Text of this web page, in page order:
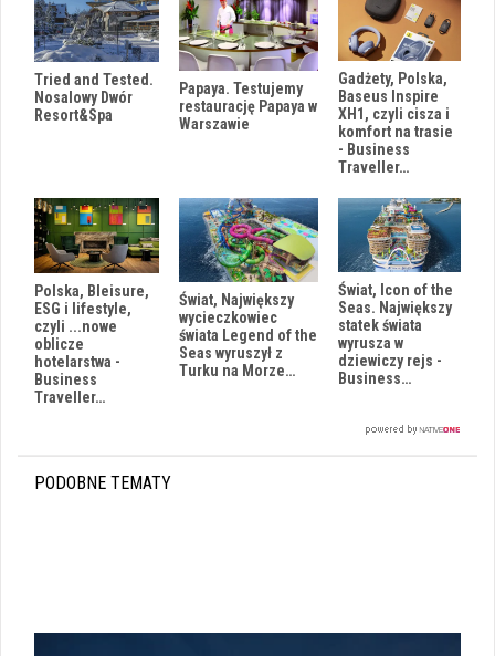
Tried and Tested.
Nosalowy Dwór
Resort&Spa
Papaya. Testujemy
restaurację Papaya w
Warszawie
Gadżety, Polska,
Baseus Inspire
XH1, czyli cisza i
komfort na trasie
- Business
Traveller…
Polska, Bleisure,
ESG i lifestyle,
czyli ...nowe
oblicze
hotelarstwa -
Business
Traveller…
Świat, Największy
wycieczkowiec
świata Legend of the
Seas wyruszył z
Turku na Morze…
Świat, Icon of the
Seas. Największy
statek świata
wyrusza w
dziewiczy rejs -
Business…
PODOBNE TEMATY